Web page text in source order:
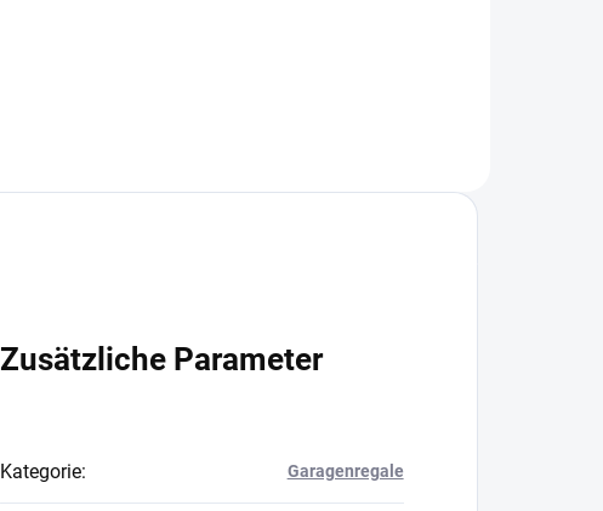
Zusätzliche Parameter
Kategorie: Garagenregale